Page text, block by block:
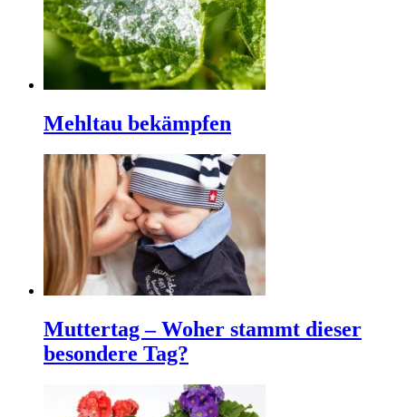
Mehltau bekämpfen
Muttertag – Woher stammt dieser
besondere Tag?